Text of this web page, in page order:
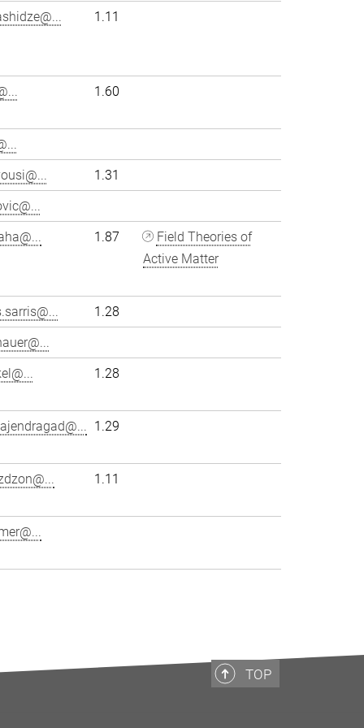
1.11
1.60
1.31
1.87
Field Theories of
Active Matter
1.28
1.28
1.29
1.11
TOP